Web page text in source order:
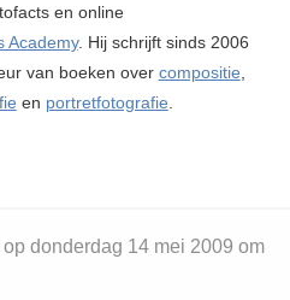
en online
Academy. Hij schrijft sinds 2006
van boeken over compositie
en portretfotografie
donderdag 14 mei 2009 om